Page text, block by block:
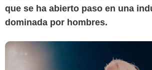
que se ha abierto paso en una
dominada por hombres.